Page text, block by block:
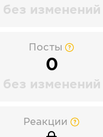
без изменений
Посты
0
без изменений
Реакции